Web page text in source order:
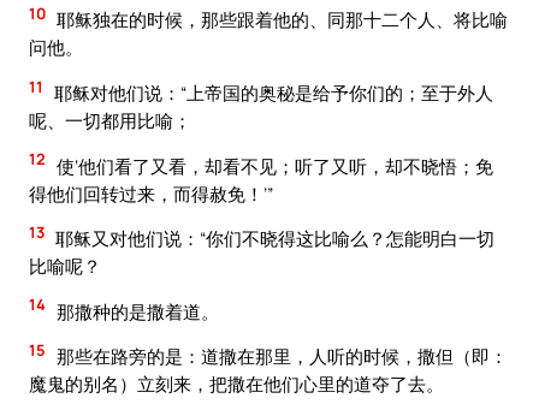
10 耶稣独在的时候，那些跟着他的、同那十二个人、将比喻
问他。
11
耶稣对他们说：“上帝国的奥秘是给予你们的；至于外人
呢、一切都用比喻；
12 使‘他们看了又看，却看不见；听了又听，却不晓悟；免
得他们回转过来，而得赦免！’”
13 耶稣又对他们说：“你们不晓得这比喻么？怎能明白一切
比喻呢？
14 那撒种的是撒着道。
15 那些在路旁的是：道撒在那里，人听的时候，撒但（即：
魔鬼的别名）立刻来，把撒在他们心里的道夺了去。